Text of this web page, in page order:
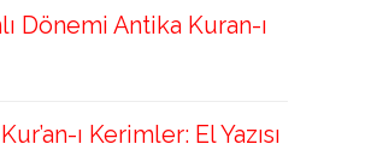
Dönemi Antika Kuran-ı
ı Kerimler: El Yazısı